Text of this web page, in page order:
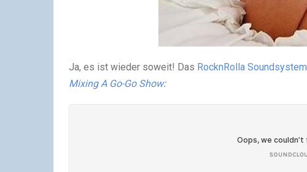
Ja, es ist wieder soweit! Das RocknRolla Soundsystem
Mixing A Go-Go Show: